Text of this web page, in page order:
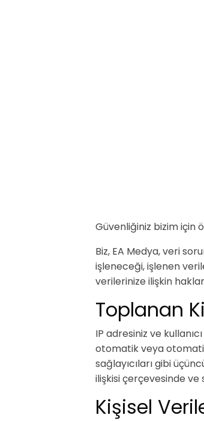
Güvenliğiniz bizim için
Biz, EA Medya, veri
işleneceği, işlenen
verilerinize ilişkin
Toplanan
IP adresiniz ve
otomatik veya
sağlayıcıları gibi
ilişkisi çerçevesinde
Kişisel